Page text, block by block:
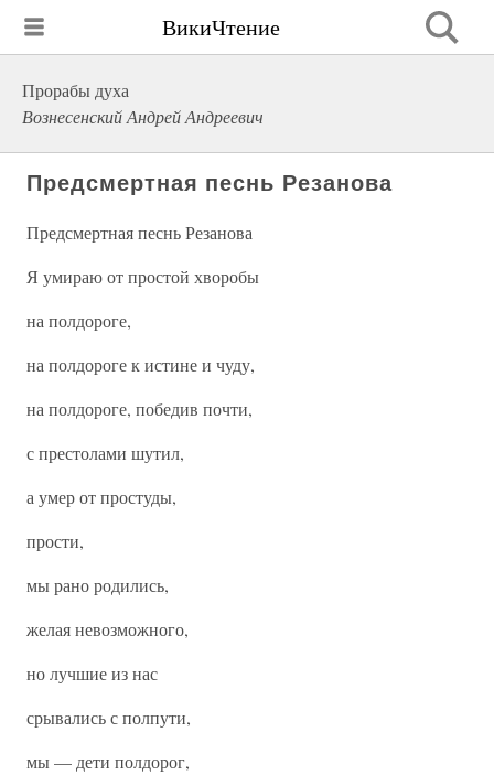
ВикиЧтение
Прорабы духа
Вознесенский Андрей Андреевич
Предсмертная песнь Резанова
Предсмертная песнь Резанова
Я умираю от простой хворобы
на полдороге,
на полдороге к истине и чуду,
на полдороге, победив почти,
с престолами шутил,
а умер от простуды,
прости,
мы рано родились,
желая невозможного,
но лучшие из нас
срывались с полпути,
мы — дети полдорог,